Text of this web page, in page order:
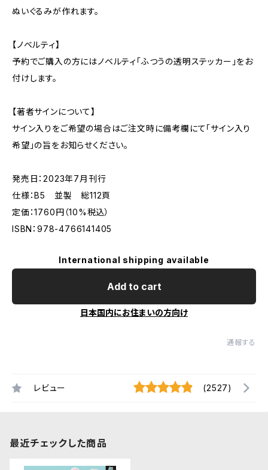
ぬいぐるみが作れます。
【ノベルティ】
予約でご購入の方にはノベルティ「ふつうの透明ステッカー」をお
付けします。
【著者サインについて】
サイン入りをご希望の場合はご注文時に備考欄にて「サイン入り
希望」の旨をお知らせください。
発売日：2023年7月刊行
仕様：B5 並製 総112頁
定価：1760円（10%税込）
ISBN：978-4766141405
International shipping available
Add to cart
日本国内にお住まいの方向け
通報する
レビュー (2527)
最近チェックした商品